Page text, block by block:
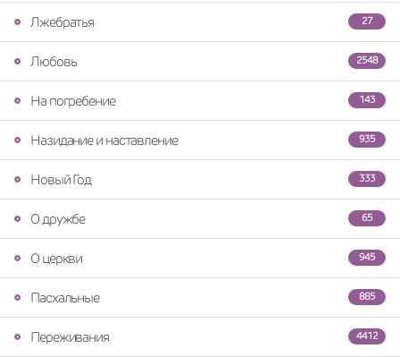
27
Лжебратья
2548
Любовь
143
На погребение
935
Назидание и наставление
333
Новый Год
65
О дружбе
945
О церкви
885
Пасхальные
4412
Переживания